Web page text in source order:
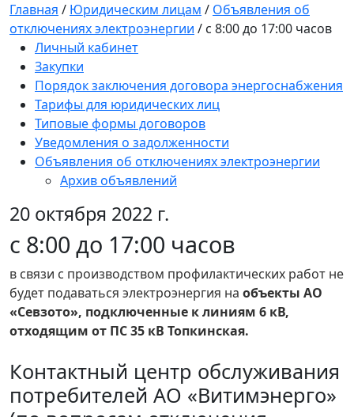
Главная / Юридическим лицам / Объявления об
отключениях электроэнергии / с 8:00 до 17:00 часов
Личный кабинет
Закупки
Порядок заключения договора энергоснабжения
Тарифы для юридических лиц
Типовые формы договоров
Уведомления о задолженности
Объявления об отключениях электроэнергии
Архив объявлений
20 октября 2022 г.
с 8:00 до 17:00 часов
в связи с производством профилактических работ не
будет подаваться электроэнергия на объекты АО
«Севзото», подключенные к линиям 6 кВ,
отходящим от ПС 35 кВ Топкинская.
Контактный центр обслуживания
потребителей АО «Витимэнерго»